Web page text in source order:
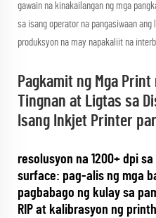
gawain na kinakailangan ng mga
sa isang operator na pangasiwaan
produksyon na may napakaliit na
Pagkamit ng Mga
Tingnan at Ligtas sa
Isang Inkjet Printer
resolusyon na 1200+ dpi
surface: pag-alis ng mga
pagbabago ng kulay sa
RIP at kalibrasyon ng